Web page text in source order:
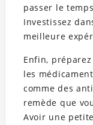
passer le
Investissez
meilleure
Enfin,
les
comme des
remède que
Avoir une